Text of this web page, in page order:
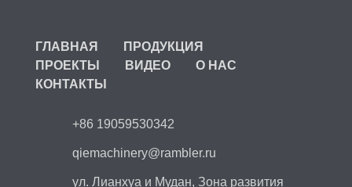
ГЛАВНАЯ
ПРОДУКЦИЯ
ПРОЕКТЫ
ВИДЕО
О НАС
КОНТАКТЫ
+86 19059530342
qiemachinery@rambler.ru
ул. Лианхуа и Мудан, Зона развития